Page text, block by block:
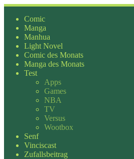
Zum
Inhalt
springen
Comic
Manga
Manhua
Light Novel
Comic des Monats
Manga des Monats
Test
Apps
Games
NBA
TV
Versus
Wootbox
Senf
Vinciscast
Zufallsbeitrag